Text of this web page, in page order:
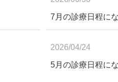
7月の診療日程に
2026/04/24
5月の診療日程に